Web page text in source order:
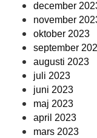
december
november
oktober 2023
september
augusti 2023
juli 2023
juni 2023
maj 2023
april 2023
mars 2023